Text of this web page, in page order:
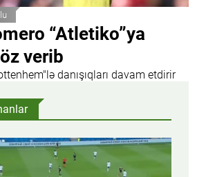
“Atletiko”ya
verib
danışıqları davam etdirir